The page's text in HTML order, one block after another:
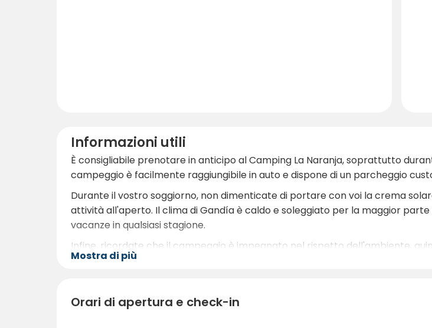
Informazioni utili
È consigliabile prenotare in anticipo al Camping La Naranja, soprattutto
campeggio è facilmente raggiungibile in auto e dispone di un parcheggio
Durante il vostro soggiorno, non dimenticate di portare con voi la crema
attività all'aperto. Il clima di Gandía è caldo e soleggiato per la maggior
vacanze in qualsiasi stagione.
Infine, ricordate che il campeggio è impegnato nel rispetto dell'ambiente,
conservazione dell'ambiente naturale. Godetevi un soggiorno indimenticabile
Mostra di più
Orari di apertura e check-in